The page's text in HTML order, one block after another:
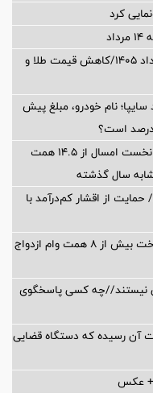
کرد
قیمت طلا و سکه امروز چهارشنبه ۱۴ مرداد ۱۴۰۵/کاهش قیمت طلا و
نام خودرو، مبلغ پیش
است؟
حق بیمه تولیدی بیمه ملت در چهار ماه نخست امسال از 14.5 همت
حمایت از اقشار کم‌درآمد با
در چهار ماه نخست ۱۴۰۵ رقم خورد؛ پرداخت بیش از ۸ همت وام ازدواج
نیستند//چه کسی پاسخگوی
آن رسیده که دستگاه قضایی
+ عکس